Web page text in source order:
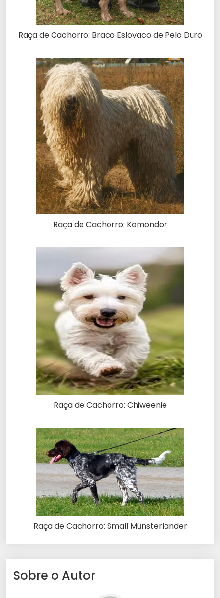
Raça de Cachorro: Braco Eslovaco de Pelo Duro
Raça de Cachorro: Komondor
Raça de Cachorro: Chiweenie
Raça de Cachorro: Small Münsterländer
Sobre o Autor